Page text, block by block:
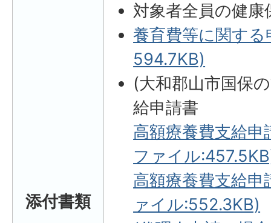
添付書類
対象者全員の健康
養育費等に関す
594.7KB)
(大和郡山市国保
給申請書
高額療養費支給申
ファイル
高額療養費支給
ァイル:552.3KB)